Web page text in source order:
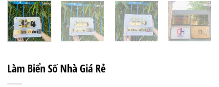
Làm Biển Số Nhà Giá Rẻ